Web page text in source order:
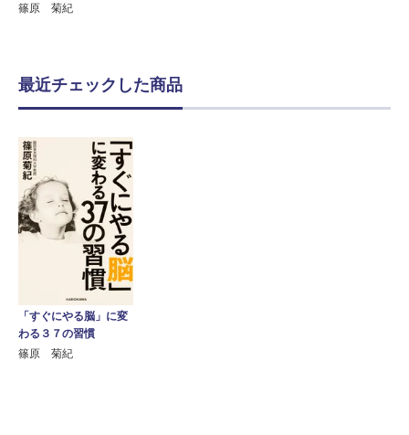
篠原 菊紀
最近チェックした商品
「すぐにやる脳」に変
わる３７の習慣
篠原 菊紀